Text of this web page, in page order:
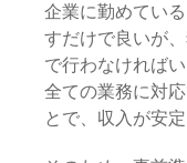
企業に勤めてい
すだけで良いが
で行わなければい
全ての業務に対
とで、収入が安